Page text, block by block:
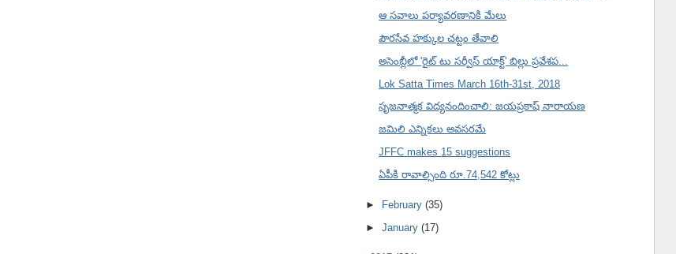
ఆ సవాలు పర్యావరణానికి మేలు
పౌరసేవ హక్కుల చట్టం తేవాలి
అసెంబ్లీలో 'రైట్ టు సర్వీస్ యాక్ట్' బిల్లు ప్రవేశప...
Lok Satta Times March 16th-31st, 2018
సృజనాత్మక విద్యనందించాలి: జయప్రకాష్ నారాయణ
జమిలి ఎన్నికలు అవసరమే
JFFC makes 15 suggestions
ఏపీకి రావాల్సింది రూ.74,542 కోట్లు
► February(35)
►January(17)